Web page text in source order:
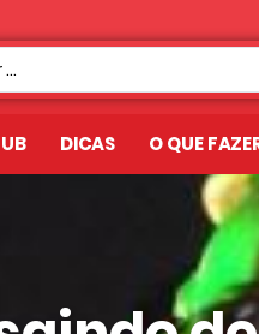
DICAS O QUE